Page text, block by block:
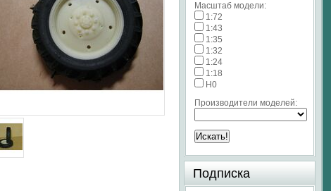
Масштаб модели:
1:72
1:43
1:35
1:32
1:24
1:18
H0
Производители моделей:
Подписка